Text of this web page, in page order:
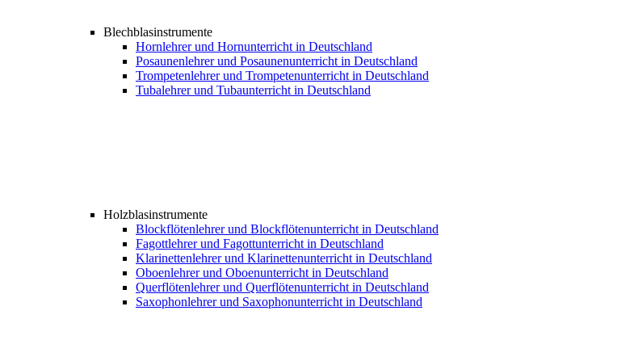
Blechblasinstrumente
Hornlehrer und Hornunterricht in Deutschland
Posaunenlehrer und Posaunenunterricht in Deutschland
Trompetenlehrer und Trompetenunterricht in Deutschland
Tubalehrer und Tubaunterricht in Deutschland
Holzblasinstrumente
Blockflötenlehrer und Blockflötenunterricht in Deutschland
Fagottlehrer und Fagottunterricht in Deutschland
Klarinettenlehrer und Klarinettenunterricht in Deutschland
Oboenlehrer und Oboenunterricht in Deutschland
Querflötenlehrer und Querflötenunterricht in Deutschland
Saxophonlehrer und Saxophonunterricht in Deutschland